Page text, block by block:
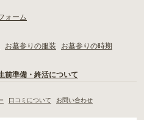
ォーム
お墓参りの服装
お墓参りの時期
前準備・終活について
口コミについて お問い合わせ